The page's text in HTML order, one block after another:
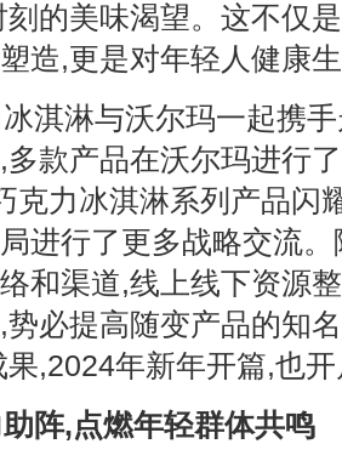
的美味渴望。这不仅
造,更是对年轻人健康
淇淋与沃尔玛一起携
款产品在沃尔玛进行
克力冰淇淋系列产品
进行了更多战略交流
和渠道,线上线下资源
必提高随变产品的知
,2024年新年开篇,也
阵,点燃年轻群体共鸣